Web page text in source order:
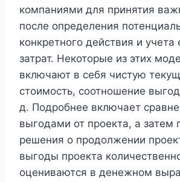
компаниями для принятия
после определения
конкретного действия и учета
затрат. Некоторые из этих
включают в себя чистую
стоимость, соотношение выгод
д. Подробнее включает
выгодами от проекта, а затем
решения о продолжении
выгоды проекта
оцениваются в денежном